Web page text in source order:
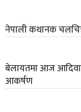
नेपाली कथानक
बेलायतमा आज
आकर्षण